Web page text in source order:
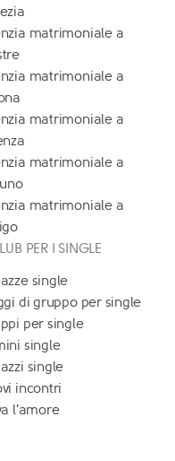
matrimoniale a
matrimoniale a
matrimoniale a
matrimoniale a
matrimoniale a
PER I SINGLE
single
di gruppo per single
per single
single
single
incontri
l'amore